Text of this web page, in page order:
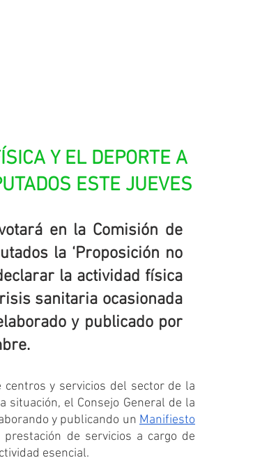
Y EL DEPORTE A
ESTE JUEVES
en la Comisión de
la ‘Proposición no
la actividad física
sanitaria ocasionada
y publicado por
y servicios del sector de la
situación, el Consejo General de la
y publicando un Manifiesto
de servicios a cargo de
esencial.